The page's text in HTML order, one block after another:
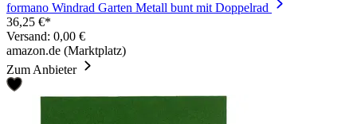
formano Windrad Garten Metall bunt mit Doppelrad
36,25 €*
Versand: 0,00 €
amazon.de (Marktplatz)
Zum Anbieter